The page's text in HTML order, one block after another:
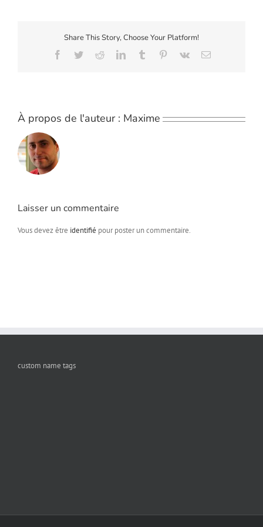
Share This Story, Choose Your Platform!
Facebook
TwitterRedditLinkedInTumblr Pinterest
Vk Email
À propos de l'auteur : Maxime
Laisser un commentaire
Vous devez être identifié pour poster un commentaire.
custom name tags